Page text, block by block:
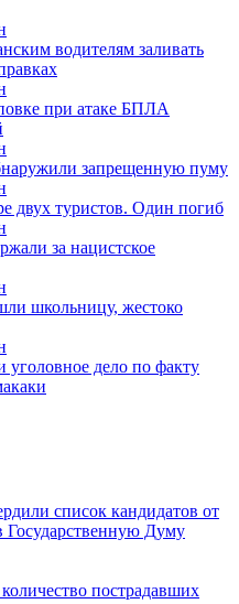
водителям заливать
при атаке БПЛА
запрещенную пуму
двух туристов. Один погиб
за нацистское
школьницу, жестоко
уголовное дело по факту
список кандидатов от
Государственную Думу
пострадавших